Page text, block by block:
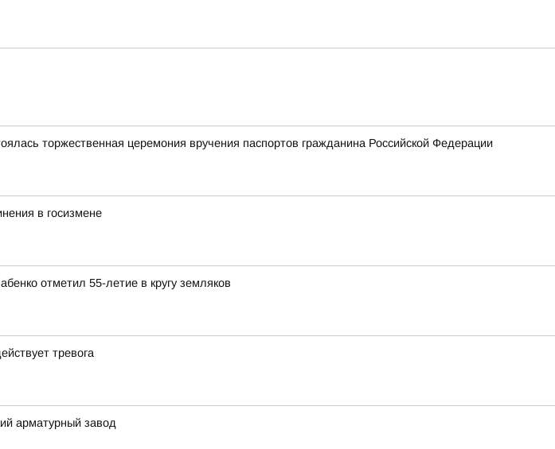
торжественная церемония вручения паспортов гражданина Российской Федерации
в госизмене
отметил 55-летие в кругу земляков
тревога
арматурный завод